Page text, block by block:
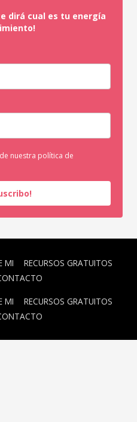
dirá cual es tu energía
nuestra política de
MI
RECURSOS GRATUITOS
MI
RECURSOS GRATUITOS